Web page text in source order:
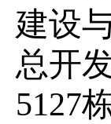
建设
总开
5127